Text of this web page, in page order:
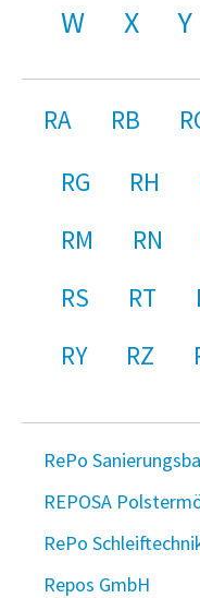
W
X Y
RA RB
RG
RH
RM
RN
RS
RT
RY
RZ
RePo
REPOSA
RePo
Repos GmbH